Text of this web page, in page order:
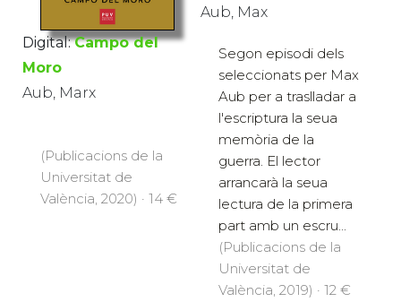
Digital: Campo del
Moro
Aub, Marx
(Publicacions de la
Universitat de
València, 2020) · 14 €
Aub, Max
Segon episodi dels
seleccionats per Max
Aub per a traslladar a
l'escriptura la seua
memòria de la
guerra. El lector
arrancarà la seua
lectura de la primera
part amb un escru...
(Publicacions de la
Universitat de
València, 2019) · 12 €